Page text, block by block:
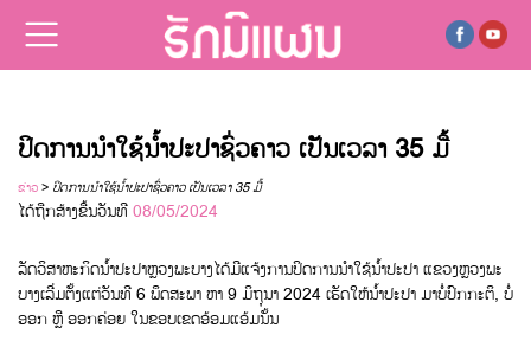
ປິດການນຳໃຊ້ນໍ້າປະປາຊົ່ວຄາວ ເປັນເວລາ 35 ມື້
ຂ່າວ> ປິດການນຳໃຊ້ນໍ້າປະປາຊົ່ວຄາວ ເປັນເວລາ 35 ມື້
ໄດ້ຖືກສ້າງຂື້ນວັນທີ 08/05/2024
ລັດວິສາຫະກິດນໍ້າປະປາຫຼວງພະບາງໄດ້ມີແຈ້ງການປິດການນຳໃຊ້ນໍ້າປະປາ ແຂວງຫຼວງພະ
ບາງເລີ່ມຕັ້ງແຕ່ວັນທີ 6 ພຶດສະພາ ຫາ 9 ມິຖຸນາ 2024 ເຮັດໃຫ້ນໍ້າປະປາ ມາບໍ່ປົກກະຕິ, ບໍ່
ອອກ ຫຼື ອອກຄ່ອຍ ໃນຂອບເຂດອ້ອມແອ້ມນັ້ນ